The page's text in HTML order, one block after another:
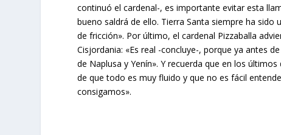
continuó el cardenal-, es importante evitar esta
bueno saldrá de ello. Tierra Santa siempre ha
de fricción». Por último, el cardenal Pizzaballa
Cisjordania: «Es real -concluye-, porque ya antes
de Naplusa y Yenín». Y recuerda que en los
de que todo es muy fluido y que no es fácil
consigamos».